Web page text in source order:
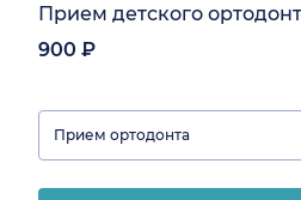
Прием детского
900 ₽
Прием ортодонта